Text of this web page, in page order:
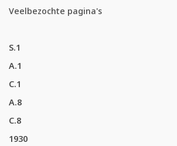
Veelbezochte pagina's
S.1
A.1
C.1
A.8
C.8
1930